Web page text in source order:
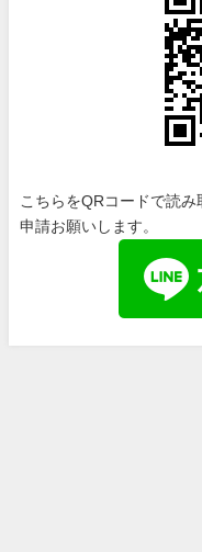
こちらをQRコードで読
申請お願いします。